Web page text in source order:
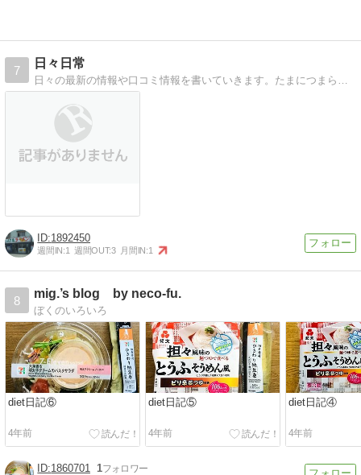
7
日々日常
1892450
週間IN:1 週間OUT:3 月間IN:1
8
mig.’s blog by neco-fu.
ぼくのいろいろ
diet日記⑥
4年前
diet日記⑤
4年前
diet日記④
4年前
1860701 1